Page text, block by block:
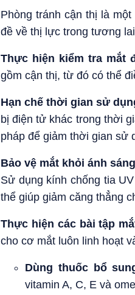
Phòng tránh cận thị là
đề về thị lực trong tương
Thực hiện kiểm tra mắt
gồm cận thị, từ đó có thể
Hạn chế thời gian sử
bị điện tử khác trong thời
pháp để giảm thời gian sử
Bảo vệ mắt khỏi ánh
Sử dụng kính chống tia
thể giúp giảm căng thẳng
Thực hiện các bài tập
cho cơ mắt luôn linh hoạt
Dùng thuốc bổ
vitamin A, C, E và